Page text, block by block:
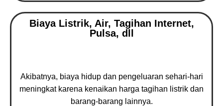
Biaya Listrik, Air, Tagihan Internet,
Pulsa, dll
Akibatnya, biaya hidup dan pengeluaran sehari-hari
meningkat karena kenaikan harga tagihan listrik dan
barang-barang lainnya.